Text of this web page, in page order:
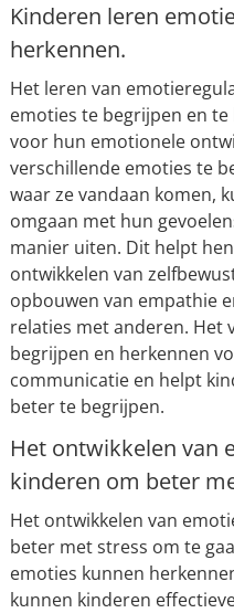
Kinderen leren
herkennen.
Het leren van
emoties te begrijpen en
voor hun emotionele
verschillende emoties te
waar ze vandaan komen,
omgaan met hun
manier uiten. Dit helpt
ontwikkelen van
opbouwen van empathie
relaties met anderen. Het
begrijpen en herkennen
communicatie en helpt
beter te begrijpen.
Het ontwikkelen van
kinderen om beter
Het ontwikkelen van
beter met stress om te
emoties kunnen
kunnen kinderen